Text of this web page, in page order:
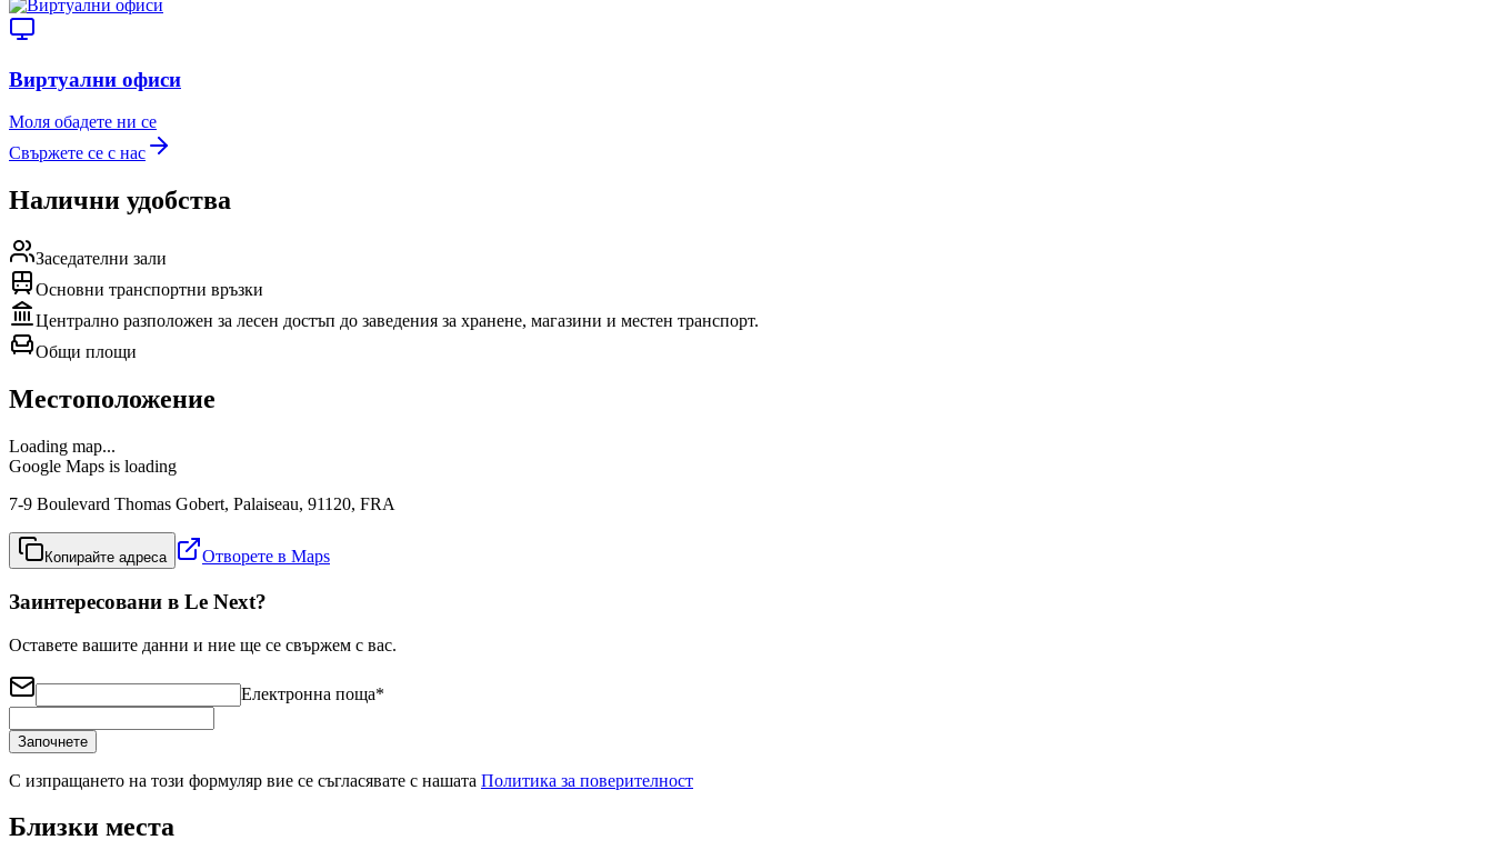
Виртуални офиси
Моля обадете ни се
Свържете се с нас
Налични удобства
Заседателни зали
Основни транспортни връзки
Централно разположен за лесен достъп до заведения за хранене, магазини и местен транспорт.
Общи площи
Местоположение
Loading map...
Google Maps is loading
7-9 Boulevard Thomas Gobert, Palaiseau, 91120, FRA
Копирайте адреса Отворете в Maps
Заинтересовани в Le Next?
Оставете вашите данни и ние ще се свържем с вас.
Електронна поща*
Започнете
С изпращането на този формуляр вие се съгласявате с нашата Политика за поверителност
Близки места